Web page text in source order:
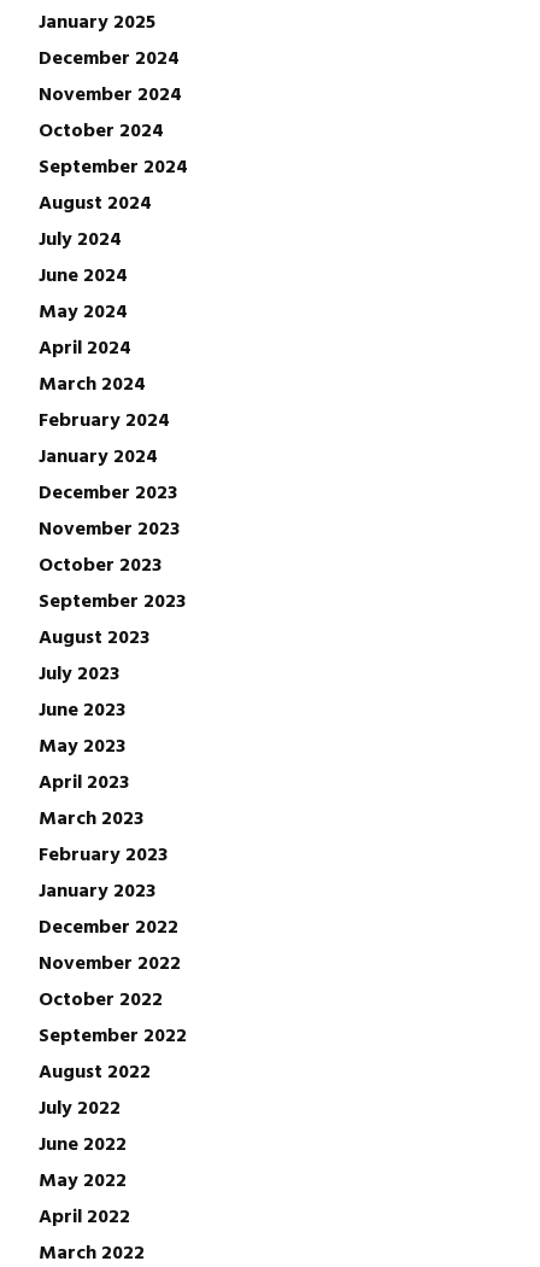
January 2025
December 2024
November 2024
October 2024
September 2024
August 2024
July 2024
June 2024
May 2024
April 2024
March 2024
February 2024
January 2024
December 2023
November 2023
October 2023
September 2023
August 2023
July 2023
June 2023
May 2023
April 2023
March 2023
February 2023
January 2023
December 2022
November 2022
October 2022
September 2022
August 2022
July 2022
June 2022
May 2022
April 2022
March 2022